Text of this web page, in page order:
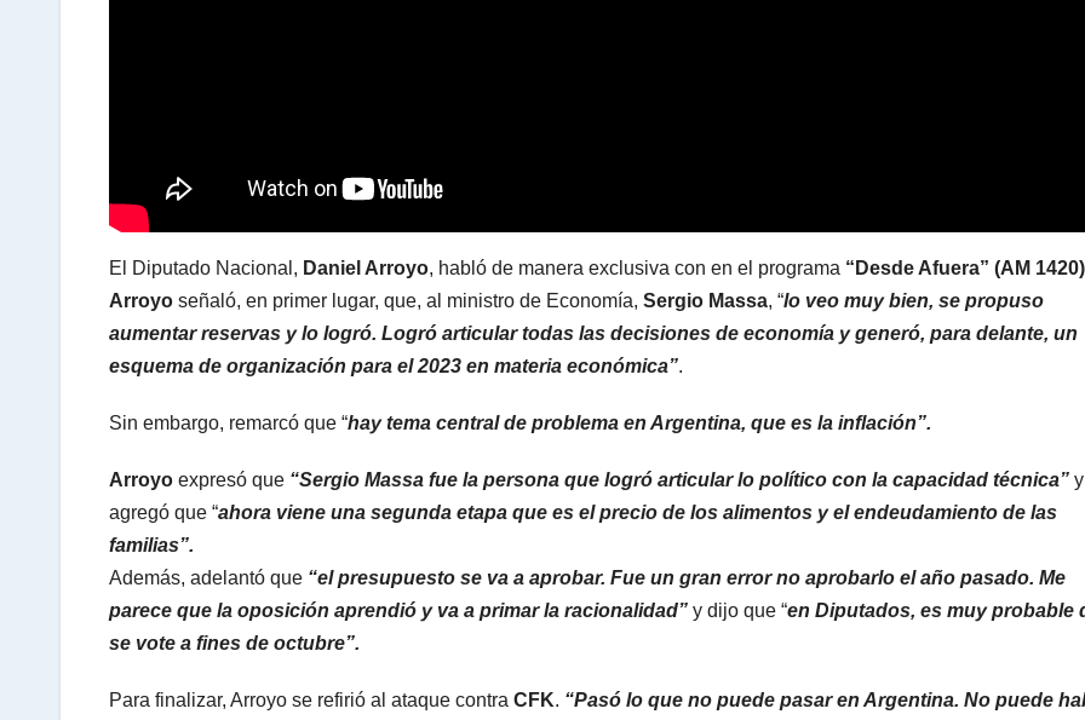
El Diputado Nacional, Daniel Arroyo, habló de manera exclusiva con en el programa “Desde Afuera” (AM 1420)
Arroyo señaló, en primer lugar, que, al ministro de Economía, Sergio Massa, “lo veo muy bien, se propuso
aumentar reservas y lo logró. Logró articular todas las decisiones de economía y generó, para delante, un
esquema de organización para el 2023 en materia económica”.
Sin embargo, remarcó que “hay tema central de problema en Argentina, que es la inflación”.
Arroyo expresó que “Sergio Massa fue la persona que logró articular lo político con la capacidad técnica” y
agregó que “ahora viene una segunda etapa que es el precio de los alimentos y el endeudamiento de las
familias”.
Además, adelantó que “el presupuesto se va a aprobar. Fue un gran error no aprobarlo el año pasado. Me
parece que la oposición aprendió y va a primar la racionalidad” y dijo que “en Diputados, es muy probable
se vote a fines de octubre”.
Para finalizar, Arroyo se refirió al ataque contra CFK. “Pasó lo que no puede pasar en Argentina. No puede